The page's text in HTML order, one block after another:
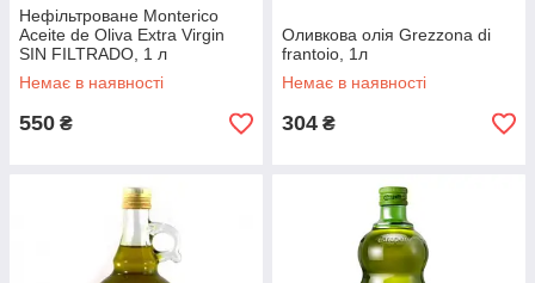
Нефільтроване Monterico
Aceite de Oliva Extra Virgin
SIN FILTRADO, 1 л
Немає в наявності
550 ₴
Оливкова олія Grezzona di
frantoio, 1л
Немає в наявності
304 ₴